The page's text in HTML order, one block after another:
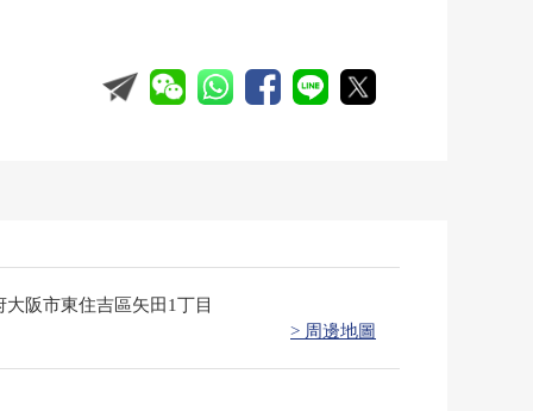
大阪市東住吉區矢田1丁目
> 周邊地圖